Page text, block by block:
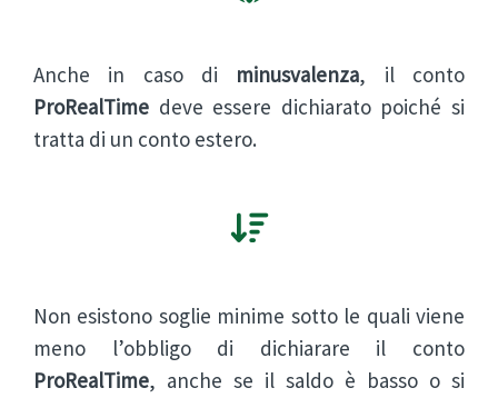
Anche in caso di minusvalenza, il conto
ProRealTime deve essere dichiarato poiché si
tratta di un conto estero.
Non esistono soglie minime sotto le quali viene
meno l’obbligo di dichiarare il conto
ProRealTime, anche se il saldo è basso o si